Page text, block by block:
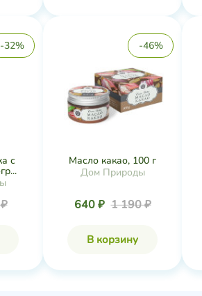
-32%
с
-46%
Масло какао, 100 г
Дом Природы
640 ₽ 1 190 ₽
В корзину